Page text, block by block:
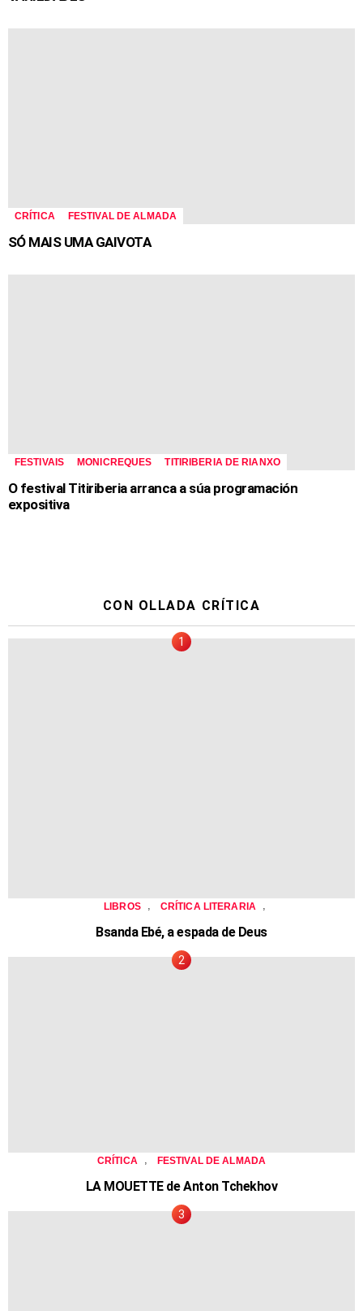
CRÍTICA FESTIVAL DE ALMADA
SÓ MAIS UMA GAIVOTA
FESTIVAIS MONICREQUES TITIRIBERIA DE RIANXO
O festival Titiriberia arranca a súa programación
expositiva
CON OLLADA CRÍTICA
LIBROS , CRÍTICA LITERARIA ,
Bsanda Ebé, a espada de Deus
CRÍTICA , FESTIVAL DE ALMADA
LA MOUETTE de Anton Tchekhov